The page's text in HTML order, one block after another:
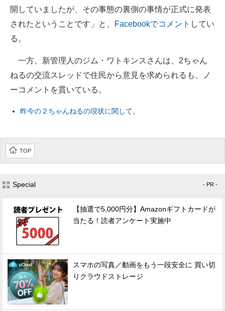
開していましたが、その事態の裏側の事情が正式に発表
されたということです」と、
Facebookでコメント してい
る。
一方、新管理人のジム・ワトキンスさんは、2ちゃん
ねるの交流スレッドで住民から意見を求められるも、ノ
ーコメントを貫いている。
昨今の２ちゃんねるの現状に関して。
TOP
Special - PR -
【抽選で5,000円分】Amazonギフトカードが
当たる！読者アンケート実施中
スマホの写真／動画をもう一段安全に 買い切
りクラウドストレージ